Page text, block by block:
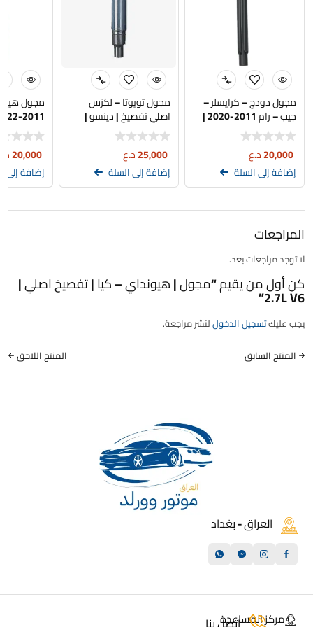
مجول دودج – كرايسلر –
جيب – رام 2011-2020 |
BROTHER STAR
20,000د.ع
إضافة إلى السلة
مجول تويوتا – لكزس
اصلي تفصيخ | دينسو |
90080-19016
25,000د.ع
إضافة إلى السلة
مجول
تجاري
20,000
إضافة إلى
المراجعات
لا توجد مراجعات بعد.
كن أول من يقيم “مجول | هيونداي – كيا | تفصيخ اصلي |
2.7L V6”
يجب عليكتسجيل الدخوللنشر مراجعة.
المنتج السابق
المنتج اللاحق
العراق - بغداد
مركز المساعدة